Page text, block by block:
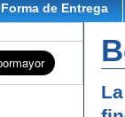
Forma de Entrega